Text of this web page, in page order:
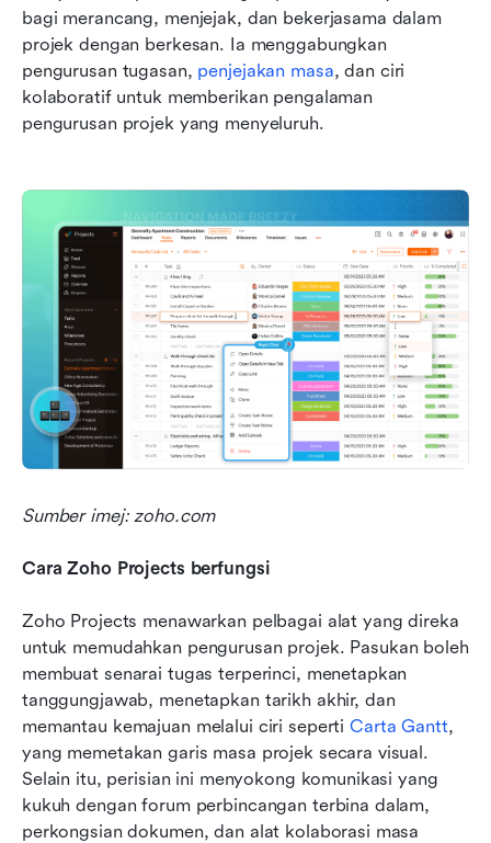
bagi merancang, menjejak, dan bekerjasama dalam
projek dengan berkesan. Ia menggabungkan
pengurusan tugasan, penjejakan masa, dan ciri
kolaboratif untuk memberikan pengalaman
pengurusan projek yang menyeluruh.
Sumber imej: zoho.com
Cara Zoho Projects berfungsi
Zoho Projects menawarkan pelbagai alat yang direka
untuk memudahkan pengurusan projek. Pasukan boleh
membuat senarai tugas terperinci, menetapkan
tanggungjawab, menetapkan tarikh akhir, dan
memantau kemajuan melalui ciri seperti Carta Gantt,
yang memetakan garis masa projek secara visual.
Selain itu, perisian ini menyokong komunikasi yang
kukuh dengan forum perbincangan terbina dalam,
perkongsian dokumen, dan alat kolaborasi masa